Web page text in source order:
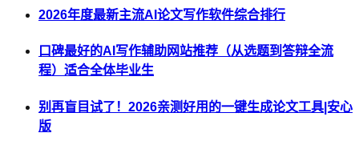
2026年度最新主流AI论文写作软件综合排行
口碑最好的AI写作辅助网站推荐（从选题到答辩全流
程）适合全体毕业生
别再盲目试了！2026亲测好用的一键生成论文工具|安心
版